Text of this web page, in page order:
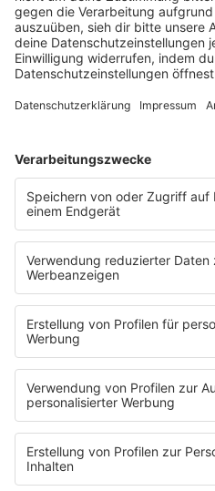
Mit seinem sechsten
Sonny Fodera ein
kreativer Arbeit – ein
HOME
PROGRAMM
Sendeplan
DJs
Playlist
MUSIC
Streams